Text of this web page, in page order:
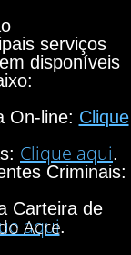
serviços
disponíveis
On-line: Clique
Clique aqui.
Criminais:
Carteira de
aqui.
Acre